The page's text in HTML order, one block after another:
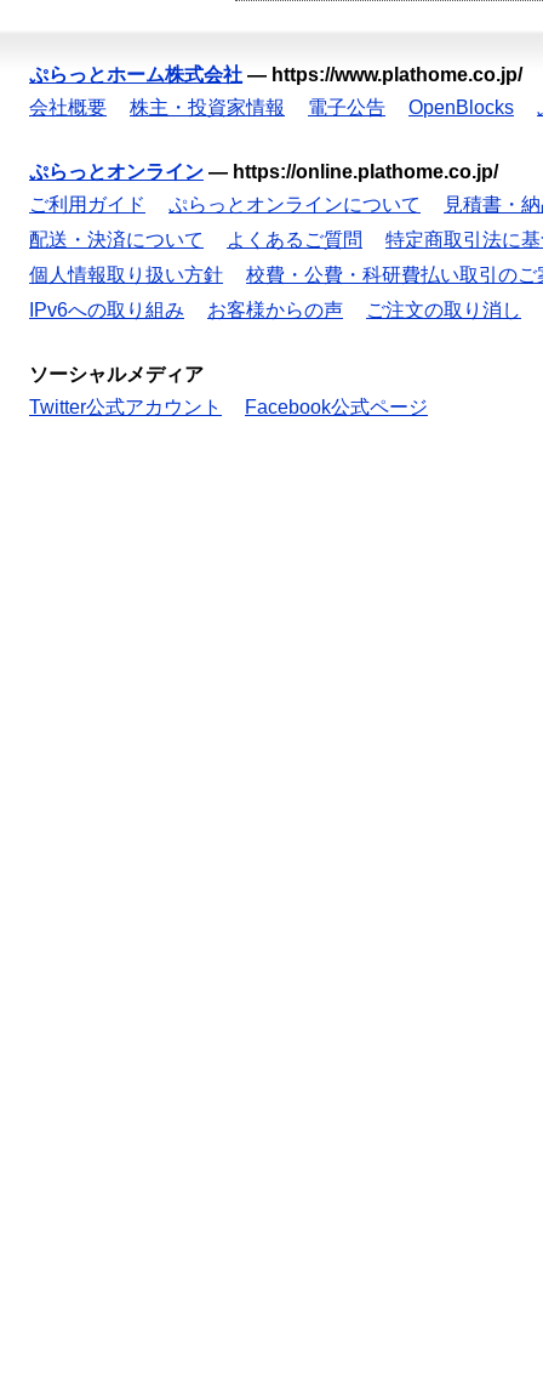
ぷらっとホーム株式会社 — https://www.plathome.co.jp/
会社概要
株主・投資家情報 電子公告 OpenBlocks
ぷらっとオンライン — https://online.plathome.co.jp/
ご利用ガイド
ぷらっとオンラインについて
見積書・
配送・決済について
よくあるご質問
特定商取引法に
個人情報取り扱い方針
校費・公費・科研費払い取引のご
IPv6への取り組み
お客様からの声 ご注文の取り消し
ソーシャルメディア
Twitter公式アカウント
Facebook公式ページ